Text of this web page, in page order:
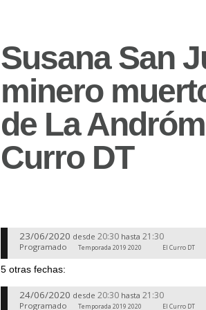
Susana San
minero
de La
Curro DT
23/06/2020 desde 20:30 hasta 21:30
Programado Temporada 2019 2020 El Curro DT
5 otras fechas:
24/06/2020 desde 20:30 hasta 21:30
Programado Temporada 2019 2020 El Curro DT